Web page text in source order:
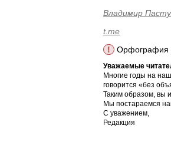
Владимир
t.me
!
Орфография
Уважаемые
Многие годы на
говорится «без
Таким образом, вы
Мы постараемся
С уважением,
Редакция